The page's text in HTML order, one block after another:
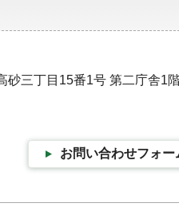
砂三丁目15番1号 第二庁舎1
お問い合わせフォー